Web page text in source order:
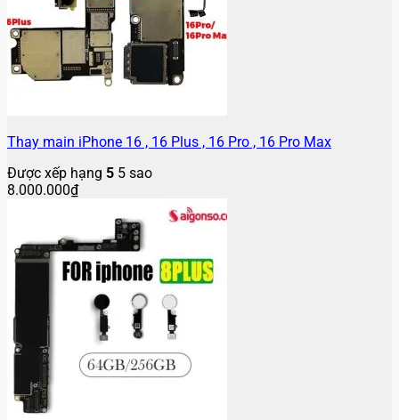
Thay main iPhone 16 , 16 Plus , 16 Pro , 16 Pro Max
Được xếp hạng 5 5 sao
8.000.000₫